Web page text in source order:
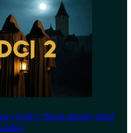
výroky: Nové detaily před